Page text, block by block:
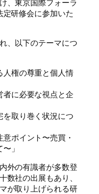
、東京国際フォーラ
研修会に参加いた
、以下のテーマにつ
人権の尊重と個人情
者に必要な視点と企
を取り巻く状況につ
意ポイント〜売買・
」
外の有識者が多数登
数社の出展もあり、
が取り上げられる研